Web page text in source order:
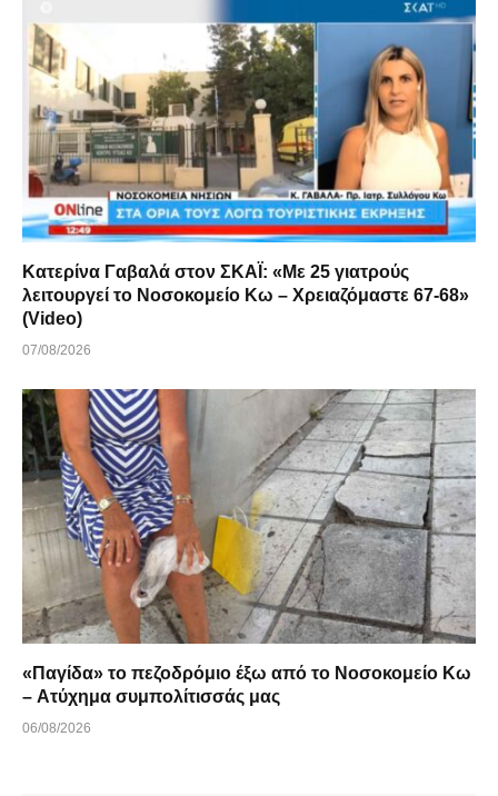
Κατερίνα Γαβαλά στον ΣΚΑΪ: «Με 25 γιατρούς
λειτουργεί το Νοσοκομείο Κω – Χρειαζόμαστε 67-68»
(Video)
07/08/2026
«Παγίδα» το πεζοδρόμιο έξω από το Νοσοκομείο Κω
– Ατύχημα συμπολίτισσάς μας
06/08/2026